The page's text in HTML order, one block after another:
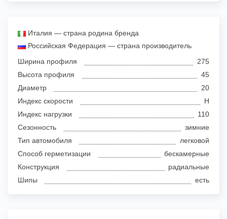
Италия — страна родина бренда
Российская Федерация — страна производитель
Ширина профиля
275
Высота профиля
45
Диаметр
20
Индекс скорости
H
Индекс нагрузки
110
Сезонность
зимние
Тип автомобиля
легковой
Способ герметизации
бескамерные
Конструкция
радиальные
Шипы
есть